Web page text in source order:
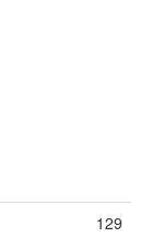
129